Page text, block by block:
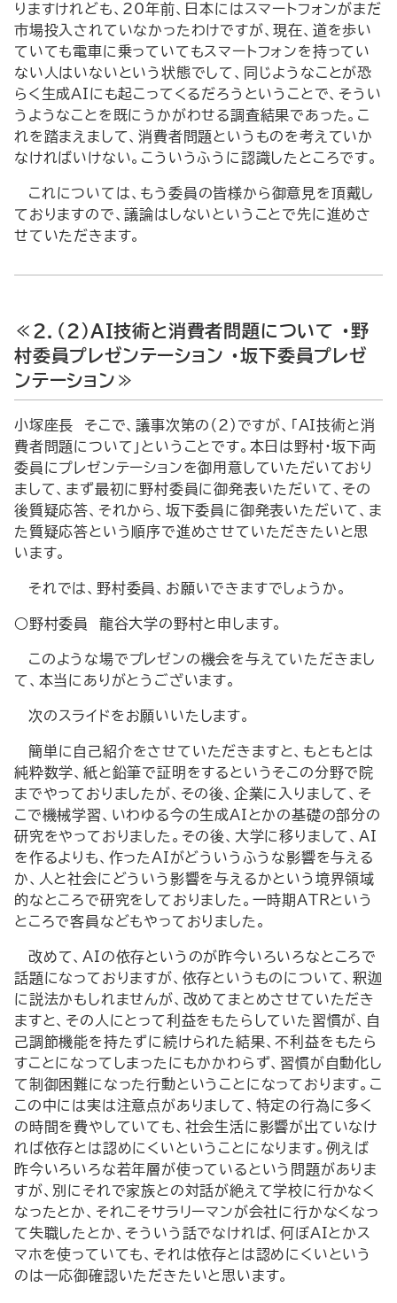
りますけれども、20年前、日本にはスマートフォンがまだ
市場投入されていなかったわけですが、現在、道を歩い
ていても電車に乗っていてもスマートフォンを持ってい
ない人はいないという状態でして、同じようなことが恐
らく生成AIにも起こってくるだろうということで、そうい
うようなことを既にうかがわせる調査結果であった。こ
れを踏まえまして、消費者問題というものを考えていか
なければいけない。こういうふうに認識したところです。
これについては、もう委員の皆様から御意見を頂戴し
ておりますので、議論はしないということで先に進めさ
せていただきます。
≪2．（2）AI技術と消費者問題について ・野
村委員プレゼンテーション ・坂下委員プレゼ
ンテーション≫
小塚座長 そこで、議事次第の（2）ですが、「AI技術と消
費者問題について」ということです。本日は野村・坂下両
委員にプレゼンテーションを御用意していただいており
まして、まず最初に野村委員に御発表いただいて、その
後質疑応答、それから、坂下委員に御発表いただいて、ま
た質疑応答という順序で進めさせていただきたいと思
います。
それでは、野村委員、お願いできますでしょうか。
○野村委員 龍谷大学の野村と申します。
このような場でプレゼンの機会を与えていただきまし
て、本当にありがとうございます。
次のスライドをお願いいたします。
簡単に自己紹介をさせていただきますと、もともとは
純粋数学、紙と鉛筆で証明をするというそこの分野で院
までやっておりましたが、その後、企業に入りまして、そ
こで機械学習、いわゆる今の生成AIとかの基礎の部分の
研究をやっておりました。その後、大学に移りまして、AI
を作るよりも、作ったAIがどういうふうな影響を与える
か、人と社会にどういう影響を与えるかという境界領域
的なところで研究をしておりました。一時期ATRという
ところで客員などもやっておりました。
改めて、AIの依存というのが昨今いろいろなところで
話題になっておりますが、依存というものについて、釈迦
に説法かもしれませんが、改めてまとめさせていただき
ますと、その人にとって利益をもたらしていた習慣が、自
己調節機能を持たずに続けられた結果、不利益をもたら
すことになってしまったにもかかわらず、習慣が自動化し
て制御困難になった行動ということになっております。こ
この中には実は注意点がありまして、特定の行為に多く
の時間を費やしていても、社会生活に影響が出ていなけ
れば依存とは認めにくいということになります。例えば
昨今いろいろな若年層が使っているという問題がありま
すが、別にそれで家族との対話が絶えて学校に行かなく
なったとか、それこそサラリーマンが会社に行かなくなっ
て失職したとか、そういう話でなければ、何ぼAIとかス
マホを使っていても、それは依存とは認めにくいという
のは一応御確認いただきたいと思います。